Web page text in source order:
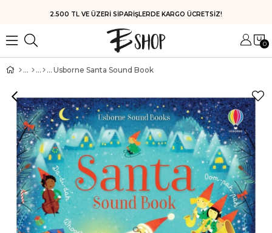
HIZLI KARGO
0
Usborne Santa Sound Book